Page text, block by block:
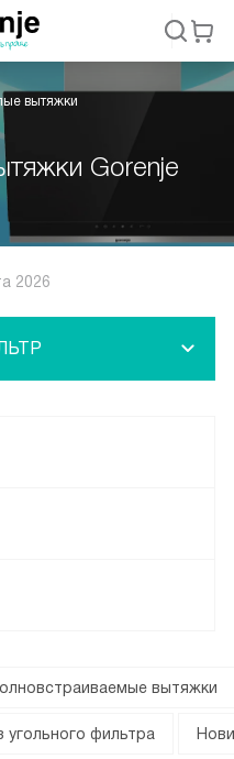
вытяжки
Gorenje
2026
вытяжки
угольного фильтра